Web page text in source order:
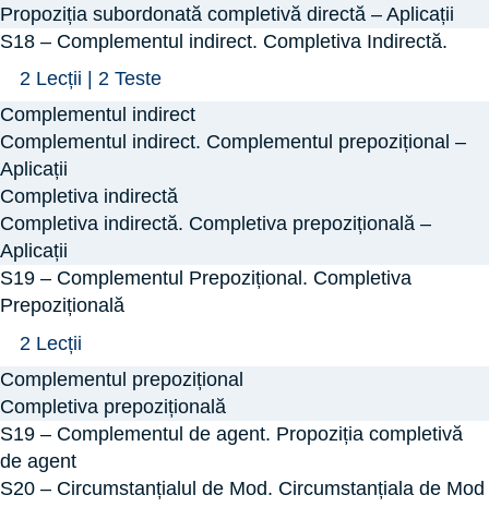
Completiva
Directă
Propoziția subordonată completivă directă – Aplicații
S18 – Complementul indirect. Completiva Indirectă.
Arată
S18
–
Complementul
indirect.
Completiva
Indirectă.
2 Lecții
2 Teste
Complementul indirect
Complementul indirect. Complementul prepozițional –
Aplicații
Completiva indirectă
Completiva indirectă. Completiva prepozițională –
Aplicații
S19 – Complementul Prepozițional. Completiva
Prepozițională
Arată
S19
–
Complementul
Prepozițional.
Completiva
Prepozițională
2 Lecții
Complementul prepozițional
Completiva prepozițională
S19 – Complementul de agent. Propoziția completivă
de agent
S20 – Circumstanțialul de Mod. Circumstanțiala de Mod